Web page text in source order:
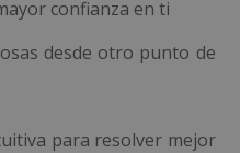
confianza en ti
desde otro punto de
para resolver mejor